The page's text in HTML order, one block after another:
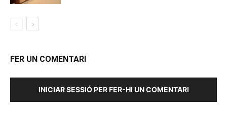
FER UN COMENTARI
INICIAR SESSIÓ PER FER-HI UN COMENTARI